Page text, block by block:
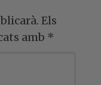
Els
amb *